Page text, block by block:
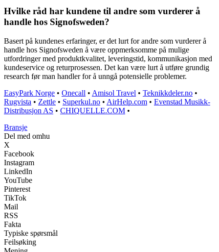
Hvilke råd har kundene til andre som vurderer å
handle hos Signofsweden?
Basert på kundenes erfaringer, er det lurt for andre som vurderer å
handle hos Signofsweden å være oppmerksomme på mulige
utfordringer med produktkvalitet, leveringstid, kommunikasjon med
kundeservice og returprosessen. Det kan være lurt å utføre grundig
research før man handler for å unngå potensielle problemer.
EasyPark Norge • Onecall • Amisol Travel • Teknikkdeler.no •
Rugvista • Zettle • Superkul.no • AirHelp.com • Evenstad Musikk-
Distribusjon AS • CHIQUELLE.COM •
Bransje
Del med omhu
X
Facebook
Instagram
LinkedIn
YouTube
Pinterest
TikTok
Mail
RSS
Fakta
Typiske spørsmål
Feilsøking